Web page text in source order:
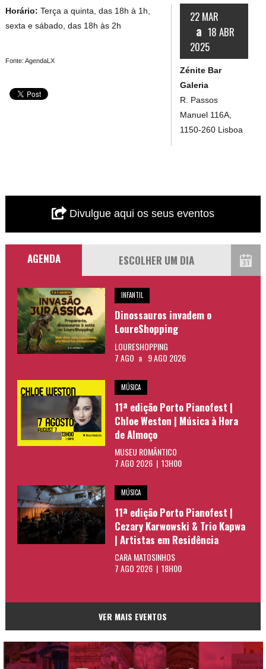
22 MAR
a 18 ABR
2025
Zénite Bar
Galeria
R. Passos
Manuel 116A,
1150-260 Lisboa
Horário:Terça a quinta, das 18h à 1h,
sexta e sábado, das 18h às 2h
Fonte: AgendaLX
Divulgue aqui os seus eventos
AGENDA
INFANTIL
Dinossauros invadem o
LoureShopping
LOURESHOPPING
7 AGO a 9 AGO 2026
MÚSICA
11ª edição Porto Pianofest |
Chloe Weston | Música à Hora
de Almoço
MUSEU ROMÂNTICO
7 AGO 2026 | 13H00
MÚSICA
11ª edição Porto Pianofest |
Cezary Karwowski & Trio Kapwa
| Artistas em Residência
CARA MATOSINHOS
7 AGO 2026 | 18H00
VER MAIS EVENTOS